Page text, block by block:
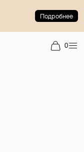
Подробнее
0